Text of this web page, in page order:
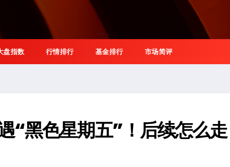
盘指数 行情排行 基金排行 市场简评
“黑色星期五”！后续怎么